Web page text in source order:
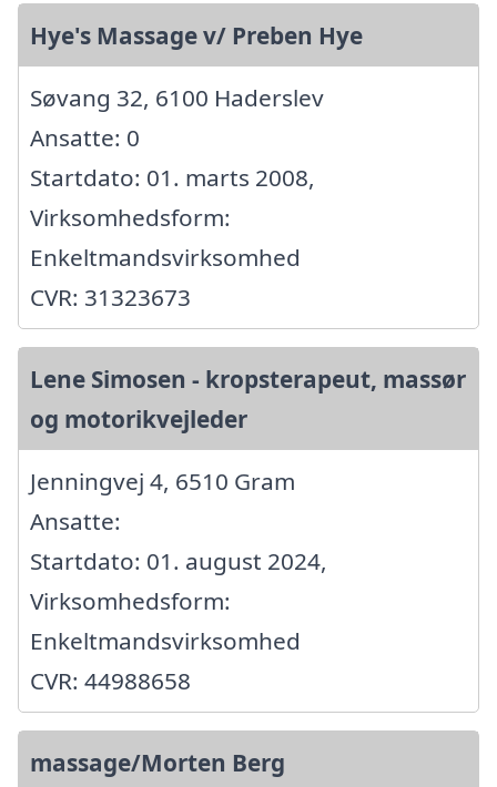
Hye's Massage v/ Preben Hye
Søvang 32, 6100 Haderslev
Ansatte: 0
Startdato: 01. marts 2008,
Virksomhedsform:
Enkeltmandsvirksomhed
CVR: 31323673
Lene Simosen - kropsterapeut, massør
og motorikvejleder
Jenningvej 4, 6510 Gram
Ansatte:
Startdato: 01. august 2024,
Virksomhedsform:
Enkeltmandsvirksomhed
CVR: 44988658
massage/Morten Berg